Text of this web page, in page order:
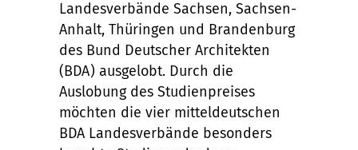
Landesverbände Sachsen, Sachsen-
Anhalt, Thüringen und Brandenburg
des Bund Deutscher Architekten
(BDA) ausgelobt. Durch die
Auslobung des Studienpreises
möchten die vier mitteldeutschen
BDA Landesverbände besonders